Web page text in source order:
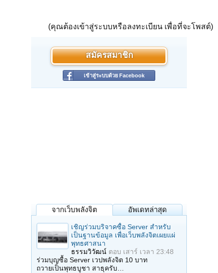
(คุณต้องเข้าสู่ระบบหรือลงทะเบียน เพื่อที่จะโพสต์)
สมัครสมาชิก
เข้าสู่ระบบด้วย Facebook
จากเว็บพลังจิต อัพเดทล่าสุด
เชิญร่วมบริจาคซื้อ Server สำหรับ
เป็นฐานข้อมูล เพื่อเว็บพลังจิตเผยแผ่
พุทธศาสนา
ธรรมวิวัฒน์ ตอบ เสาร์ เวลา 23:48
ร่วมบุญซื้อ Server เวปพลังจิต 10 บาท
ถวายเป็นพุทธบูชา สาธุครับ…